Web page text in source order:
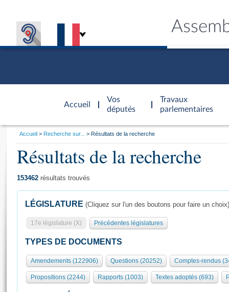
Accueil
d'accueil
Vos
députés
Travaux
parlementaires
Présidence
577 députés
Groupes politiques
Séance publique
Commissions et autres organes
Europe et International
Général
Rôle et pouvoirs de l'Assemblée
Organisation de l'Assemblée
Présidence Conférence des Présidents Bureau Collège des
Visiter l'Assemblée
Visite virtuelle du palais Bourbon
Assister à une séance
Vous
Accueil Recherche sur... Résultats de la recherche
Résultats de la recherche
153462 résultats trouvés
LÉGISLATURE (Cliquez sur l'un des boutons pour faire un choix)
17e législature (X) Précédentes législatures
TYPES DE DOCUMENTS
Amendements (122906) Questions (20252) Comptes-rendus
Propositions (2244) Rapports (1003) Textes adoptés (693)